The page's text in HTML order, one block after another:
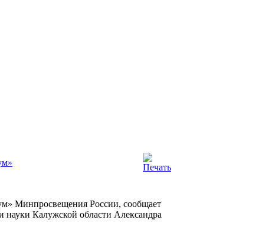
Минпросвещения России, сообщает
науки Калужской области Александра